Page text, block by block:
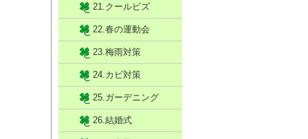
21.クールビズ
22.春の運動会
23.梅雨対策
24.カビ対策
25.ガーデニング
26.結婚式